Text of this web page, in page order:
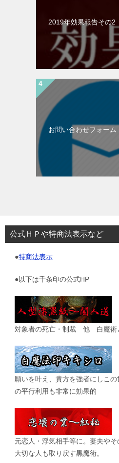
2019年効果報告その2
お問い合わせフォーム
公式ＨＰや特商法表示など
●特商法表示
●以下は千条印の公式HP
対象者の死亡・制裁 他 白魔術
願いを叶え、貴方を強者にしこ
の平行利用も非常に効果的
元恋人・浮気相手等に。妻夫やそ
大切な人も取り戻す黒魔術。